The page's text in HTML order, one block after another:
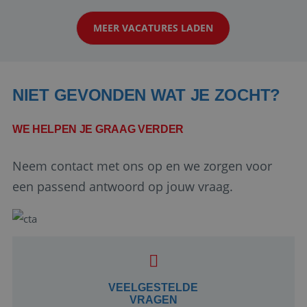
klanten te overtuigen om die droomreis te
boeken! ...
MEER VACATURES LADEN
NIET GEVONDEN WAT JE ZOCHT?
WE HELPEN JE GRAAG VERDER
Neem contact met ons op en we zorgen voor
een passend antwoord op jouw vraag.
VEELGESTELDE
VRAGEN
Google Privacy Policy